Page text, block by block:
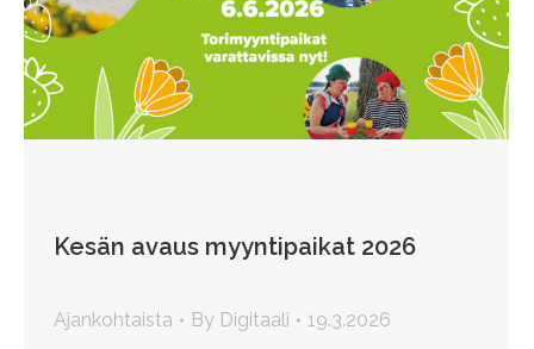
Kesän avaus myyntipaikat 2026
Ajankohtaista By Digitaali 19.3.2026